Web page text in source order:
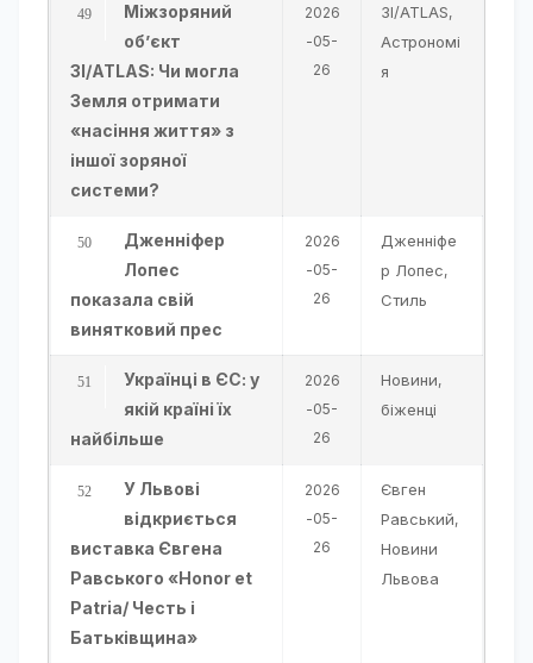
Міжзоряний
об’єкт
3I/ATLAS: Чи могла
Земля отримати
«насіння життя» з
іншої зоряної
системи?
2026
-05-
26
3I/ATLAS,
Астрономі
я
Дженніфер
Лопес
показала свій
винятковий прес
2026
-05-
26
Дженніфе
р Лопес,
Стиль
Українці в ЄС: у
якій країні їх
найбільше
2026
-05-
26
Новини,
біженці
У Львові
відкриється
виставка Євгена
Равського «Honor et
Patria/ Честь і
Батьківщина»
2026
-05-
26
Євген
Равський,
Новини
Львова